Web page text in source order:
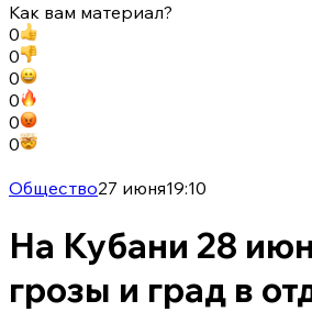
Как вам материал?
0
0
0
0
0
0
Общество27 июня19:10
На Кубани 28
грозы и град в